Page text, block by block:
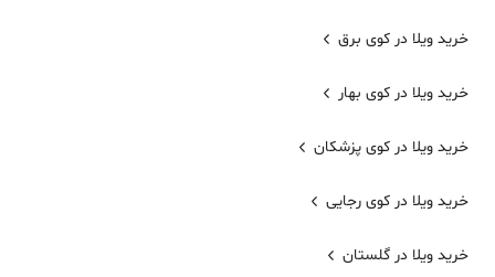
خرید ویلا در کوی برق
خرید ویلا در کوی بهار
خرید ویلا در کوی پزشکان
خرید ویلا در کوی رجایی
خرید ویلا در گلستان